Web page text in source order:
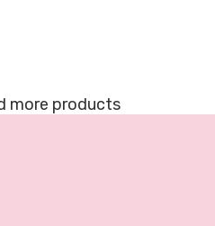
more products